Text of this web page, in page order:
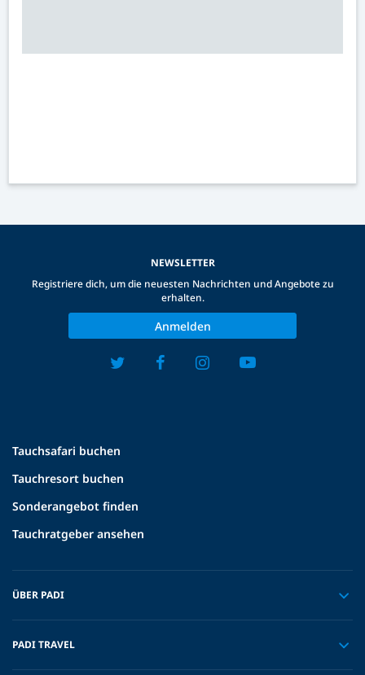
Tauchsafari buchen
Tauchresort buchen
Sonderangebot finden
Tauchratgeber ansehen
ÜBER PADI
PADI TRAVEL
NEWSLETTER
Registriere dich, um die neuesten Nachrichten und Angebote zu
erhalten.
Anmelden